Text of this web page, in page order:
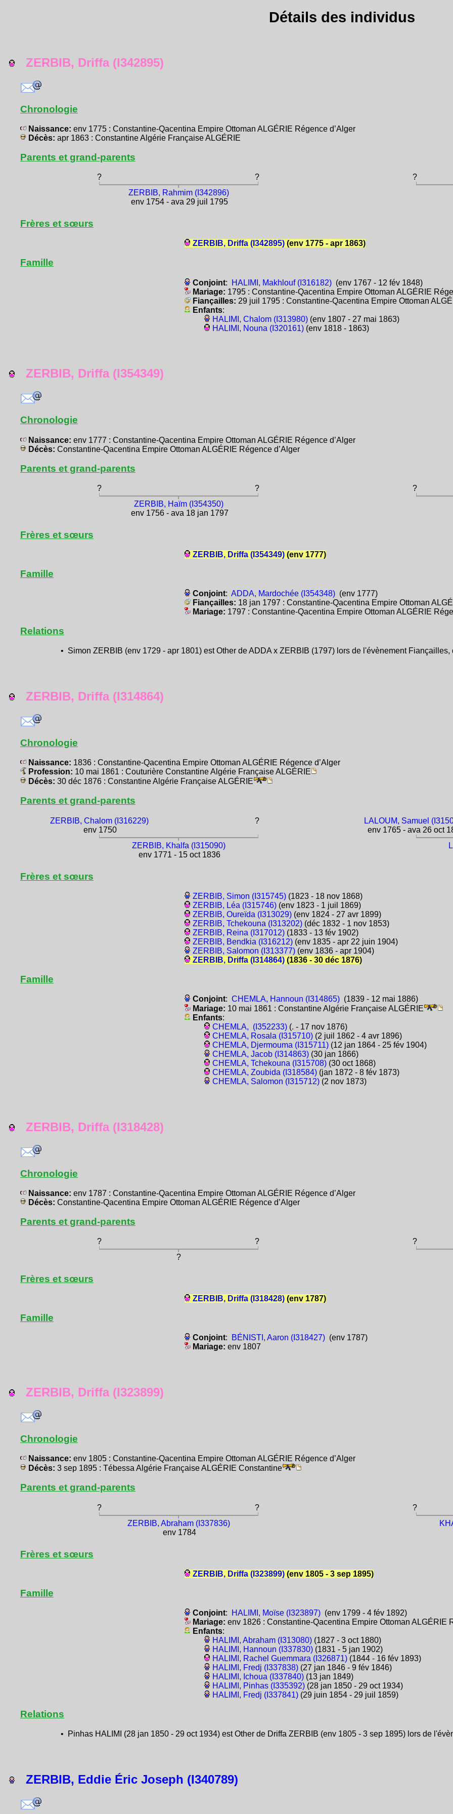
Détails des individus
ZERBIB, Driffa (I342895)
Chronologie
Naissance: env 1775 : Constantine-Qacentina Empire Ottoman ALGÉRIE Régence d’Alger
Décès: apr 1863 : Constantine Algérie Française ALGÉRIE
Parents et grand-parents
? ?
?
ZERBIB, Rahmim (I342896)
env 1754 - ava 29 juil 1795
Frères et sœurs
ZERBIB, Driffa (I342895) (env 1775 - apr 1863)
Famille
Conjoint: HALIMI, Makhlouf (I316182) (env 1767 - 12 fév 1848)
Mariage: 1795 : Constantine-Qacentina Empire Ottoman ALGÉRIE
Fiançailles: 29 juil 1795 : Constantine-Qacentina Empire Ottoman
Enfants:
HALIMI, Chalom (I313980) (env 1807 - 27 mai 1863)
HALIMI, Nouna (I320161) (env 1818 - 1863)
ZERBIB, Driffa (I354349)
Chronologie
Naissance: env 1777 : Constantine-Qacentina Empire Ottoman ALGÉRIE Régence d’Alger
Décès: Constantine-Qacentina Empire Ottoman ALGÉRIE Régence d’Alger
Parents et grand-parents
? ?
?
ZERBIB, Haïm (I354350)
env 1756 - ava 18 jan 1797
Frères et sœurs
ZERBIB, Driffa (I354349) (env 1777)
Famille
Conjoint:ADDA, Mardochée (I354348) (env 1777)
Fiançailles: 18 jan 1797 : Constantine-Qacentina Empire Ottoman
Mariage: 1797 : Constantine-Qacentina Empire Ottoman ALGÉRIE
Relations
• Simon ZERBIB (env 1729 - apr 1801) est Other de ADDA x ZERBIB (1797) lors de l'évènement
ZERBIB, Driffa (I314864)
Chronologie
Naissance: 1836 : Constantine-Qacentina Empire Ottoman ALGÉRIE Régence d’Alger
Profession: 10 mai 1861 : Couturière Constantine Algérie Française ALGÉRIE
Décès: 30 déc 1876 : Constantine Algérie Française ALGÉRIE
Parents et grand-parents
ZERBIB, Chalom (I316229)
env 1750
?
LALOUM, Samuel
env 1765 - ava 26 oct
ZERBIB, Khalfa (I315090)
env 1771 - 15 oct 1836
Frères et sœurs
ZERBIB, Simon (I315745) (1823 - 18 nov 1868)
ZERBIB, Léa (I315746) (env 1823 - 1 juil 1869)
ZERBIB, Oureïda (I313029) (env 1824 - 27 avr 1899)
ZERBIB, Tchekouna (I313202) (déc 1832 - 1 nov 1853)
ZERBIB, Reina (I317012) (1833 - 13 fév 1902)
ZERBIB, Bendkia (I316212) (env 1835 - apr 22 juin 1904)
ZERBIB, Salomon (I313377) (env 1836 - apr 1904)
ZERBIB, Driffa (I314864) (1836 - 30 déc 1876)
Famille
Conjoint:CHEMLA, Hannoun (I314865) (1839 - 12 mai 1886)
Mariage: 10 mai 1861 : Constantine Algérie Française ALGÉRIE
Enfants:
CHEMLA, (I352233) (. - 17 nov 1876)
CHEMLA, Rosala (I315710) (2 juil 1862 - 4 avr 1896)
CHEMLA, Djermouma (I315711) (12 jan 1864 - 25 fév 1904)
CHEMLA, Jacob (I314863) (30 jan 1866)
CHEMLA, Tchekouna (I315708) (30 oct 1868)
CHEMLA, Zoubida (I318584) (jan 1872 - 8 fév 1873)
CHEMLA, Salomon (I315712) (2 nov 1873)
ZERBIB, Driffa (I318428)
Chronologie
Naissance: env 1787 : Constantine-Qacentina Empire Ottoman ALGÉRIE Régence d’Alger
Décès: Constantine-Qacentina Empire Ottoman ALGÉRIE Régence d’Alger
Parents et grand-parents
? ?
?
?
Frères et sœurs
ZERBIB, Driffa (I318428) (env 1787)
Famille
Conjoint: BÉNISTI, Aaron (I318427) (env 1787)
Mariage:env 1807
ZERBIB, Driffa (I323899)
Chronologie
Naissance: env 1805 : Constantine-Qacentina Empire Ottoman ALGÉRIE Régence d’Alger
Décès: 3 sep 1895 : Tébessa Algérie Française ALGÉRIE Constantine
Parents et grand-parents
? ?
?
ZERBIB, Abraham (I337836)
env 1784
Frères et sœurs
ZERBIB, Driffa (I323899) (env 1805 - 3 sep 1895)
Famille
Conjoint: HALIMI, Moïse (I323897) (env 1799 - 4 fév 1892)
Mariage:env 1826 : Constantine-Qacentina Empire Ottoman ALGÉRIE
Enfants:
HALIMI, Abraham (I313080) (1827 - 3 oct 1880)
HALIMI, Hannoun (I337830) (1831 - 5 jan 1902)
HALIMI, Rachel Guemmara (I326871) (1844 - 16 fév 1893)
HALIMI, Fredj (I337838) (27 jan 1846 - 9 fév 1846)
HALIMI, Ichoua (I337840) (13 jan 1849)
HALIMI, Pinhas (I335392) (28 jan 1850 - 29 oct 1934)
HALIMI, Fredj (I337841) (29 juin 1854 - 29 juil 1859)
Relations
• Pinhas HALIMI (28 jan 1850 - 29 oct 1934) est Other de Driffa ZERBIB (env 1805 - 3 sep 1895) lors de
ZERBIB, Eddie Éric Joseph (I340789)